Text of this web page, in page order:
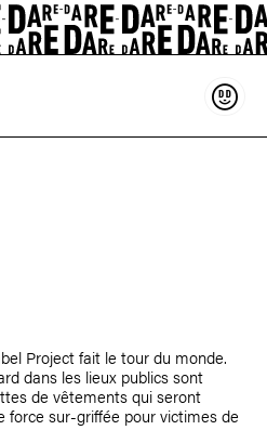
Project fait le tour du monde.
dans les lieux publics sont
de vêtements qui seront
force sur-griffée pour victimes de